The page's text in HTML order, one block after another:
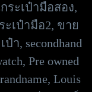
ระเป๋ามือสอง,
เป๋ามือ2, ขาย
ป๋า, secondhand
Pre owned
Louis